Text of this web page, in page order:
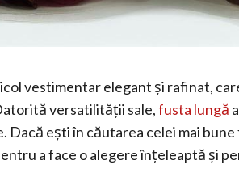
vestimentar elegant și rafinat,
versatilității sale,fusta lungă
Dacă ești în căutarea celei mai
a face o alegere înțeleaptă și